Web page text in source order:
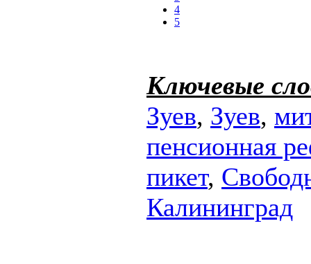
4
5
Ключевые
Зуев, Зуев,
пенсионная
пикет,
Калининград